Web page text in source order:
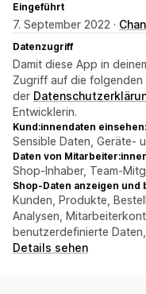
Eingeführt
7. September 2022 ·
Datenzugriff
Damit diese App in
Zugriff auf die folgenden
der
Entwicklerin.
Kund:innendaten einsehen:
Sensible Daten, Geräte-
Daten von
Shop-Inhaber, Team-
Shop-Daten anzeigen und
Kunden, Produkte,
Analysen,
benutzerdefinierte
Details sehen